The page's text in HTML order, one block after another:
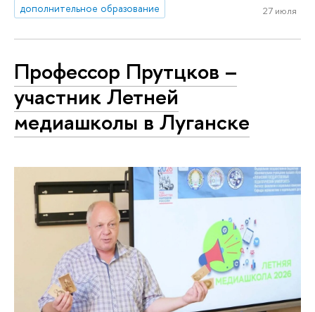
дополнительное образование
27 июля
Профессор Прутцков –
участник Летней
медиашколы в Луганске